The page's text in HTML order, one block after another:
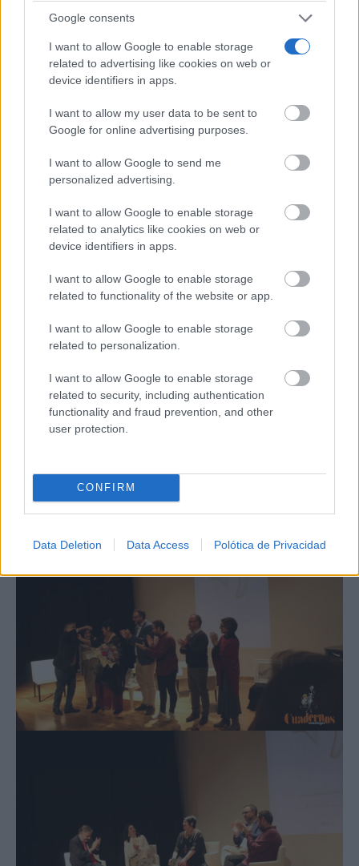
Google consents
I want to allow Google to enable storage
related to advertising like cookies on web or
device identifiers in apps.
I want to allow my user data to be sent to
Google for online advertising purposes.
I want to allow Google to send me
personalized advertising.
I want to allow Google to enable storage
related to analytics like cookies on web or
device identifiers in apps.
I want to allow Google to enable storage
related to functionality of the website or app.
I want to allow Google to enable storage
related to personalization.
I want to allow Google to enable storage
related to security, including authentication
functionality and fraud prevention, and other
user protection.
CONFIRM
Data Deletion Data Access Polótica de Privacidad